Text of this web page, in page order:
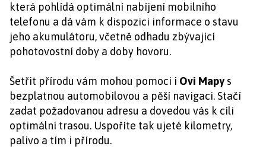
která pohlídá optimální nabíjení mobilního
telefonu a dá vám k dispozici informace o stavu
jeho akumulátoru, včetně odhadu zbývající
pohotovostní doby a doby hovoru.
Šetřit přírodu vám mohou pomoci i Ovi Mapys
bezplatnou automobilovou a pěší navigaci. Stačí
zadat požadovanou adresu a dovedou vás k cíli
optimální trasou. Uspoříte tak ujeté kilometry,
palivo a tím i přírodu.